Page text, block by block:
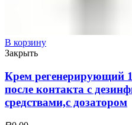
В корзину
Закрыть
Крем
после контакта с
средствами,с дозатором